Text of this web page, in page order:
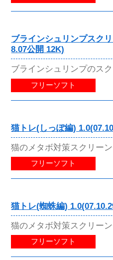
ブラインシュリンプスク
8.07公開 12K)
ブラインシュリンプのス
フリーソフト
猫トレ(しっぽ編)
猫のメタボ対策スクリー
フリーソフト
猫トレ(蜘蛛編)
猫のメタボ対策スクリー
フリーソフト